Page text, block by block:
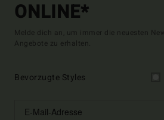
ONLINE*
Melde dich an, um immer die neuesten
Angebote zu erhalten.
Bevorzugte Styles